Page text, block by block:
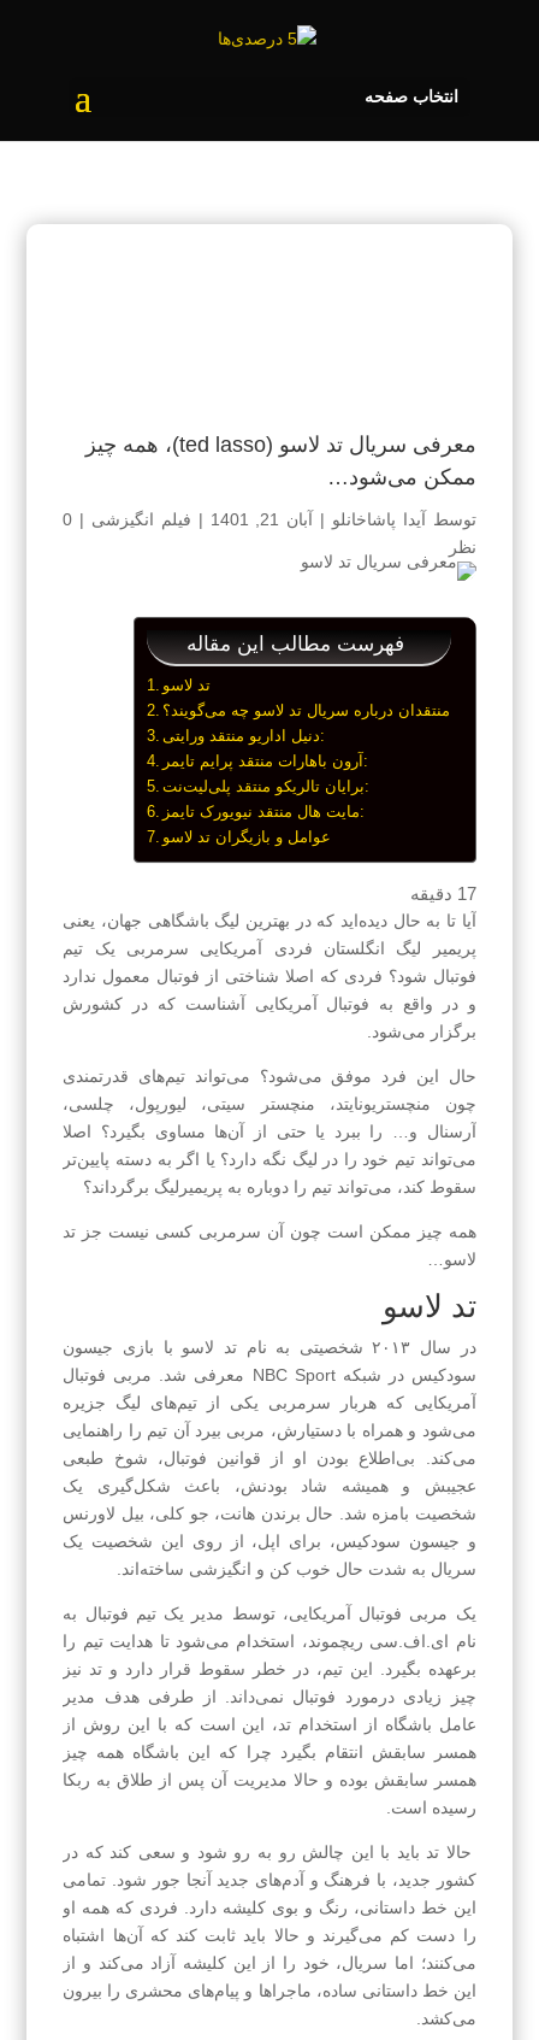
انتخاب صفحه
معرفی سریال تد لاسو (ted lasso)، همه چیز
ممکن می‌شود…
توسط آیدا پاشاخانلو | آبان 21, 1401 | فیلم انگیزشی |
0
نظر
فهرست مطالب این مقاله
تد لاسو
منتقدان درباره سریال تد لاسو چه می‌گویند؟
دنیل اداریو منتقد ورایتی:
آرون باهارات منتقد پرایم تایمر:
برایان تالریکو منتقد پلی‌لیت‌نت:
مایت هال منتقد نیویورک تایمز:
عوامل و بازیگران تد لاسو
17 دقیقه
آیا تا به حال دیده‌اید که در بهترین لیگ باشگاهی جهان، یعنی
پریمیر لیگ انگلستان فردی آمریکایی سرمربی یک تیم
فوتبال شود؟ فردی که اصلا شناختی از فوتبال معمول ندارد
و در واقع به فوتبال آمریکایی آشناست که در کشورش
برگزار می‌شود.
حال این فرد موفق می‌شود؟ می‌تواند تیم‌های قدرتمندی
چون منچستریونایتد، منچستر سیتی، لیورپول، چلسی،
آرسنال و… را ببرد یا حتی از آن‌ها مساوی بگیرد؟ اصلا
می‌تواند تیم خود را در لیگ نگه دارد؟ یا اگر به دسته پایین‌تر
سقوط کند، می‌تواند تیم را دوباره به پریمیرلیگ برگرداند؟
همه چیز ممکن است چون آن سرمربی کسی نیست جز تد
لاسو…
تد لاسو
در سال ۲۰۱۳ شخصیتی به نام تد لاسو با بازی جیسون
سودکیس در شبکه NBC Sport معرفی شد. مربی فوتبال
آمریکایی که هربار سرمربی یکی از تیم‌‌های لیگ جزیره
می‌شود و همراه با دستیارش، مربی بیرد آن تیم را راهنمایی
می‌کند. بی‌اطلاع بودن او از قوانین فوتبال، شوخ طبعی
عجیبش و همیشه شاد بودنش، باعث شکل‌گیری یک
شخصیت بامزه شد. حال برندن هانت، جو کلی، بیل لاورنس
و جیسون سودکیس، برای اپل، از روی این شخصیت یک
سریال به شدت حال خوب کن و انگیزشی ساخته‌اند.
یک مربی فوتبال آمریکایی، توسط مدیر یک تیم فوتبال به
نام‌ ای.اف.سی ریچموند، استخدام می‌شود تا هدایت تیم را
برعهده بگیرد. این تیم، در خطر سقوط قرار دارد و تد نیز
چیز زیادی درمورد فوتبال نمی‌داند. از طرفی هدف مدیر
عامل باشگاه از استخدام تد، این است که با این روش از
همسر سابقش انتقام بگیرد چرا که این باشگاه همه چیز
همسر سابقش بوده و حالا مدیریت آن پس از طلاق به ربکا
رسیده است.
حالا تد باید با این چالش رو به رو شود و سعی کند که در
کشور جدید، با فرهنگ‌ و آدم‌های جدید آنجا جور شود. تمامی
این خط داستانی، رنگ و بوی کلیشه دارد. فردی که همه او
را دست کم می‌گیرند و حالا باید ثابت کند که آن‌ها اشتباه
می‌کنند؛ اما سریال، خود را از این کلیشه آزاد می‌کند و از
این خط داستانی ساده، ماجراها و پیام‌های محشری را بیرون
می‌کشد.